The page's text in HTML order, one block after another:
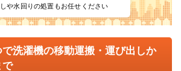
会社概要
キャンペーン
や水回りの処置もお任せください
洗濯機の移動運搬・運び出しか
で